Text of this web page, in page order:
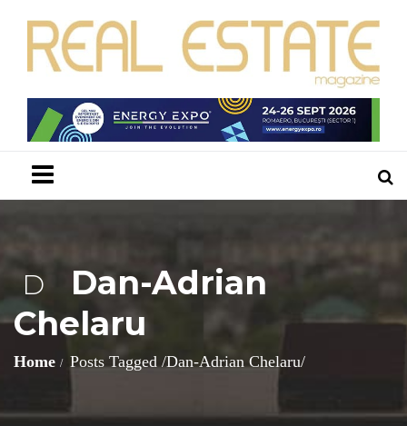
D
Dan-Adrian
Chelaru
Home Posts Tagged /Dan-Adrian Chelaru/